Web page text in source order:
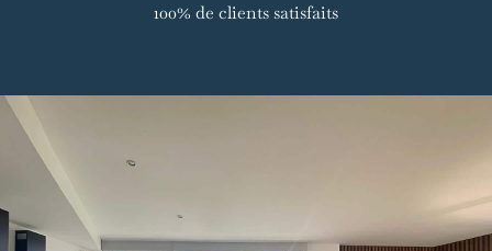
100% de clients satisfaits